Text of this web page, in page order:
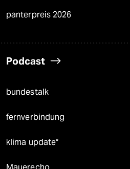
panterpreis 2026
Podcast
bundestalk
fernverbindung
klima update°